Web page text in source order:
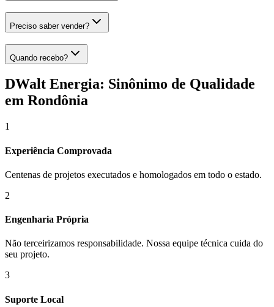
Preciso saber vender?
Quando recebo?
DWalt Energia: Sinônimo de Qualidade
em Rondônia
1
Experiência Comprovada
Centenas de projetos executados e homologados em todo o estado.
2
Engenharia Própria
Não terceirizamos responsabilidade. Nossa equipe técnica cuida do
seu projeto.
3
Suporte Local